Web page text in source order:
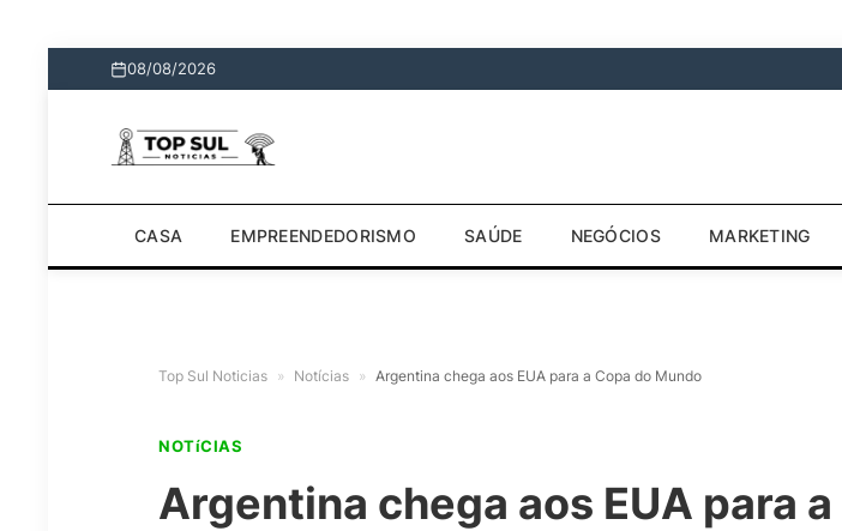
08/08/2026
CASA EMPREENDEDORISMO SAÚDE NEGÓCIOS MARKETING
Top Sul Noticias » Notícias » Argentina chega aos EUA para a Copa do Mundo
NOTíCIAS
Argentina chega aos EUA para a